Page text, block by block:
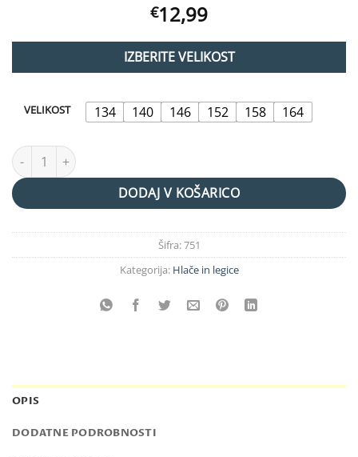
€12,99
IZBERITE VELIKOST
VELIKOST 134 140 146 152 158 164
LEGICE "vintage"grey količina
DODAJ V KOŠARICO
Šifra:751
Kategorija: Hlače in legice
OPIS
DODATNE PODROBNOSTI